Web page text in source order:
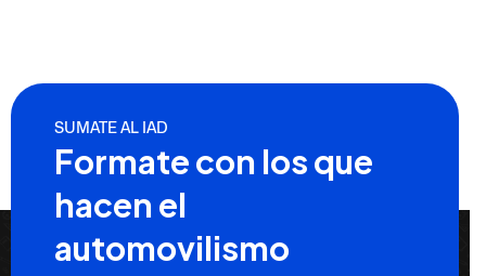
SUMATE AL IAD
Formate con los que
hacen el
automovilismo